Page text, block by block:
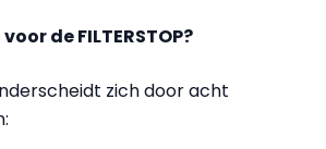
de FILTERSTOP?
zich door acht